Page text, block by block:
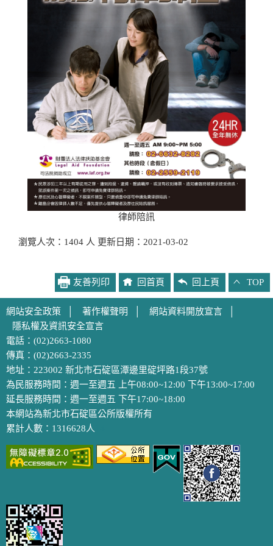
律師陪訊
瀏覽人次：1404 人 更新日期：2021-03-02
友善列印 回首頁 回上頁 TOP
網站安全政策 著作權聲明 網站資料開放宣言
隱私權及資訊安全宣言
電話：(02)2663-1080
傳真：(02)2663-2335
地址：223002 新北市石碇區潭邊里碇坪路1段37號
為民服務時間：週一至週五 上午08:00~12:00 下午13:00~17:00
延長服務時間：週一至週五 下午17:00~18:00
本網站為新北市石碇區公所版權所有
累計人數：1316628人